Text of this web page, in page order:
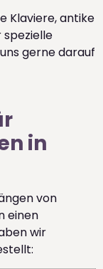
Klaviere, antike
gerne darauf
in
von
einen
wir